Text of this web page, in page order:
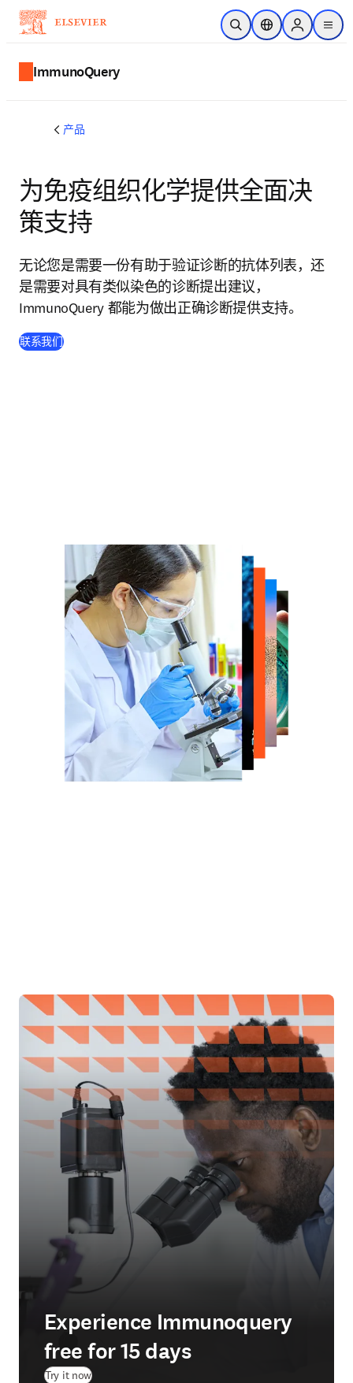
跳转到主内容
开放搜索位置选择器Sign in to
menu
ImmunoQuery
产品
为免疫组织化学提供全面决
策支持
无论您是需要一份有助于验证诊断的抗体列表，还
是需要对具有类似染色的诊断提出建议，
ImmunoQuery 都能为做出正确诊断提供支持。
联系我们
Experience Immunoquery
free for 15 days
Try it now(